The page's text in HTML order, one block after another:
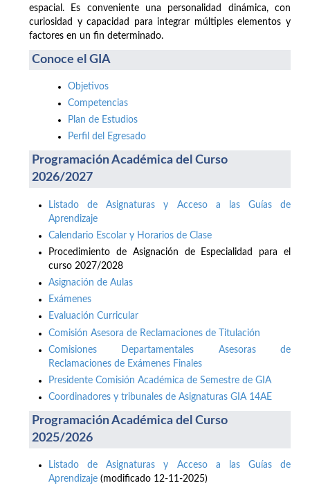
espacial. Es conveniente una personalidad dinámica, con
curiosidad y capacidad para integrar múltiples elementos y
factores en un fin determinado.
Conoce el GIA
Objetivos
Competencias
Plan de Estudios
Perfil del Egresado
Programación Académica del Curso
2026/2027
Listado de Asignaturas y Acceso a las Guías de
Aprendizaje
Calendario Escolar y Horarios de Clase
Procedimiento de Asignación de Especialidad para el
curso 2027/2028
Asignación de Aulas
Exámenes
Evaluación Curricular
Comisión Asesora de Reclamaciones de Titulación
Comisiones Departamentales Asesoras de
Reclamaciones de Exámenes Finales
Presidente Comisión Académica de Semestre de GIA
Coordinadores y tribunales de Asignaturas GIA 14AE
Programación Académica del Curso
2025/2026
Listado de Asignaturas y Acceso a las Guías de
Aprendizaje (modificado 12-11-2025)